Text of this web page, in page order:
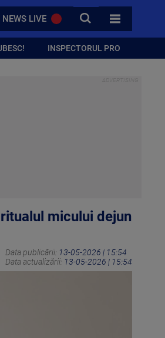
NEWS LIVE CAUTA
TOATE
INSPECTORUL PRO
micului dejun
Data publicării: 13-05-2026 | 15:54
Data actualizării: 13-05-2026 | 15:54